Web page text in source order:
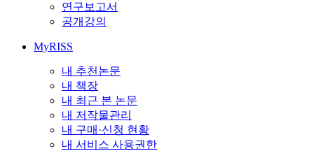
연구보고서
공개강의
MyRISS
내 추천논문
내 책장
내 최근 본 논문
내 저작물관리
내 구매·신청 현황
내 서비스 사용권한